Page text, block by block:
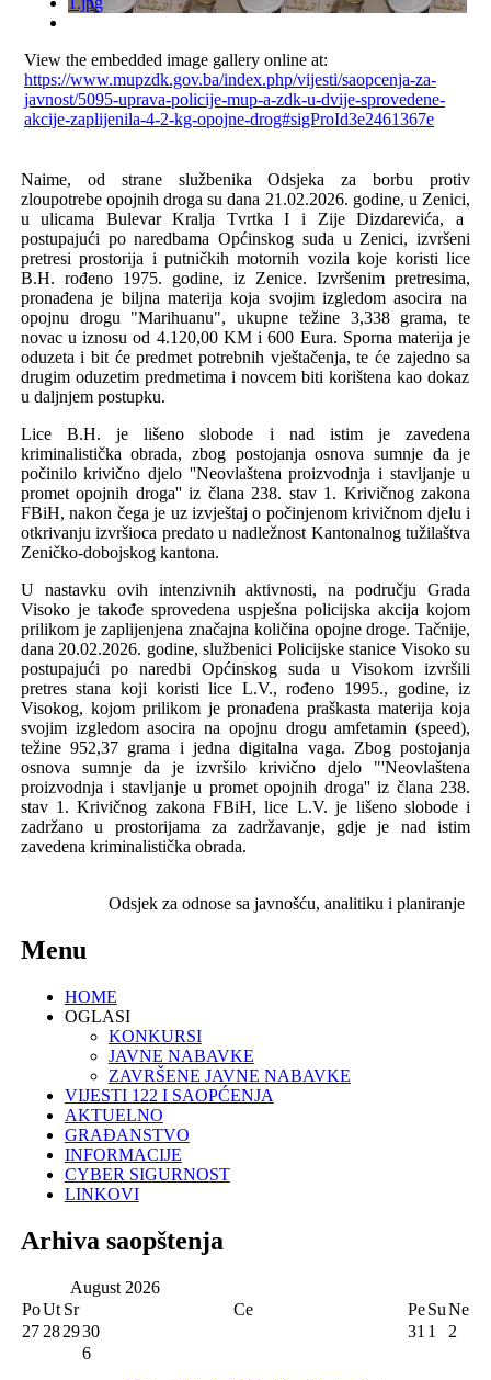
View the embedded image gallery online at:
https://www.mupzdk.gov.ba/index.php/vijesti/saopcenja-za-
javnost/5095-uprava-policije-mup-a-zdk-u-dvije-sprovedene-
akcije-zaplijenila-4-2-kg-opojne-drog#sigProId3e2461367e
Naime,
od strane službenika Odsjeka za borbu protiv
zloupotrebe opojnih droga su dana 21.02.2026. godine, u Zenici,
u ulicama Bulevar Kralja Tvrtka I i Zije Dizdarevića, a
postupajući po naredbama Općinskog suda u Zenici, izvršeni
pretresi prostorija i putničkih motornih vozila koje koristi lice
B.H. rođeno 1975. godine, iz Zenice. Izvršenim pretresima,
pronađenaje biljna materija koja svojim izgledom asocira na
opojnu drogu "Marihuanu", ukupne težine 3,338 grama, te
novac u iznosu od 4.120,00 KM i 600 Eura. Sporna materija je
oduzeta i bit će predmet potrebnih vještačenja, te će zajedno sa
drugimoduzetim predmetima i novcembiti korištena kao dokaz
u daljnjem postupku.
Lice B.H. je lišeno slobode i nad istim je zavedena
kriminalistička obrada, zbog postojanja osnova sumnje da je
počinilo krivično djelo ''Neovlaštena proizvodnja i stavljanje u
promet opojnih droga'' iz člana 238. stav 1. Krivičnog zakona
FBiH, nakon čega je uz izvještaj o počinjenom krivičnom djelu i
otkrivanju izvršioca predato u nadležnost Kantonalnog tužilaštva
Zeničko-dobojskog kantona.
U nastavku ovih intenzivnih aktivnosti,
na područjuGrada
Visokoje takođe sprovedena uspješna policijska akcija kojom
prilikom je zaplijenjena značajna količina opojne droge.Tačnije,
dana 20.02.2026. godine, službenici Policijske stanice Visoko su
postupajući po naredbi Općinskog suda u Visokom izvršili
pretres stana koji koristi lice L.V., rođeno 1995., godine, iz
Visokog, kojom prilikom je pronađena praškasta materija koja
svojim izgledom asocira na opojnu drogu amfetamin (speed),
težine 952,37 grama i jedna digitalna vaga. Zbog postojanja
osnova sumnje da je izvršilo krivično djelo "'Neovlaštena
proizvodnja i stavljanje u promet opojnih droga'' iz člana 238.
stav 1. Krivičnog zakonaFBiH, lice L.V. je lišeno slobode i
zadržano u prostorijama za zadržavanje, gdje je nad istim
zavedena kriminalistička obrada.
Odsjek za odnose sa javnošću, analitiku i planiranje
Menu
HOME
OGLASI
KONKURSI
JAVNE NABAVKE
ZAVRŠENE JAVNE NABAVKE
VIJESTI 122 I SAOPĆENJA
AKTUELNO
GRAĐANSTVO
INFORMACIJE
CYBER SIGURNOST
LINKOVI
Arhiva saopštenja
August 2026
PoUt Sr Ce PeSuNe
27282930 31 1 2
6